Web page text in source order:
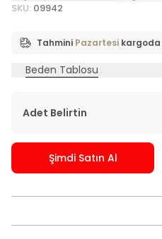
SKU: 09942
Tahmini Pazartesi kargoda
Beden Tablosu
Adet Belirtin
Şimdi Satın Al